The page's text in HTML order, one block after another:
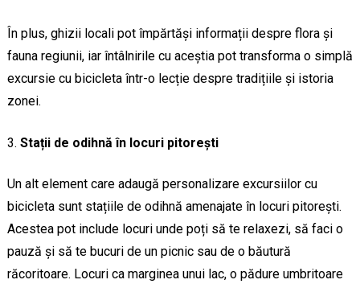
În plus, ghizii locali pot împărtăși informații despre flora și
fauna regiunii, iar întâlnirile cu aceștia pot transforma o simplă
excursie cu bicicleta într-o lecție despre tradițiile și istoria
zonei.
Stații de odihnă în locuri pitorești
Un alt element care adaugă personalizare excursiilor cu
bicicleta sunt stațiile de odihnă amenajate în locuri pitorești.
Acestea pot include locuri unde poți să te relaxezi, să faci o
pauză și să te bucuri de un picnic sau de o băutură
răcoritoare. Locuri ca marginea unui lac, o pădure umbritoare